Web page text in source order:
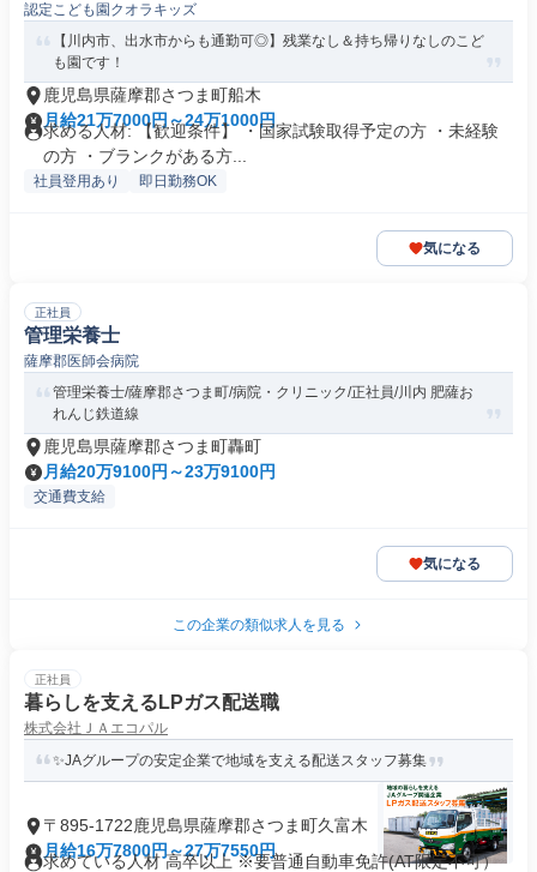
認定こども園クオラキッズ
【川内市、出水市からも通勤可◎】残業なし＆持ち帰りなしのこど
も園です！
鹿児島県薩摩郡さつま町船木
月給21万7000円～24万1000円
求める人材: 【歓迎条件】 ・国家試験取得予定の方 ・未経験
の方 ・ブランクがある方...
社員登用あり 即日勤務OK
気になる
正社員
管理栄養士
薩摩郡医師会病院
管理栄養士/薩摩郡さつま町/病院・クリニック/正社員/川内 肥薩お
れんじ鉄道線
鹿児島県薩摩郡さつま町轟町
月給20万9100円～23万9100円
交通費支給
気になる
この企業の類似求人を見る
正社員
暮らしを支えるLPガス配送職
株式会社ＪＡエコパル
✨JAグループの安定企業で地域を支える配送スタッフ募集
〒895-1722鹿児島県薩摩郡さつま町久富木
月給16万7800円～27万7550円
求めている人材 高卒以上 ※要普通自動車免許(AT限定不可）